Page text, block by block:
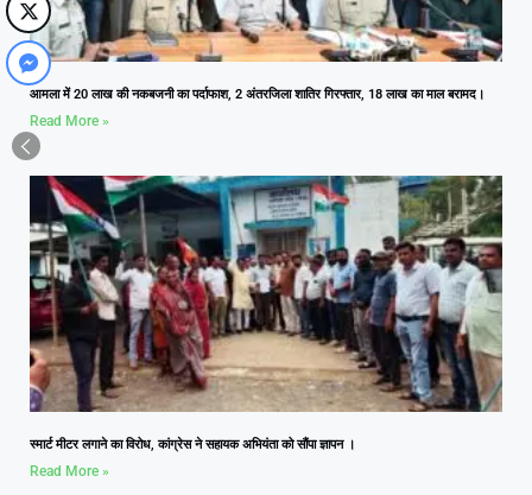
आमला में 20 लाख की नकबजनी का पर्दाफाश, 2 अंतरजिला शातिर गिरफ्तार, 18 लाख का माल बरामद।
Read More »
स्मार्ट मीटर लगाने का विरोध, कांग्रेस ने सहायक अभियंता को सौंपा ज्ञापन ।
Read More »